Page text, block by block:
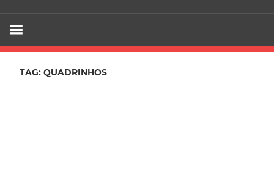
TV
TAG: QUADRINHOS